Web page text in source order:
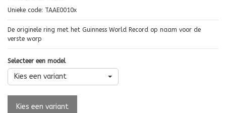
Unieke code: TAAE0010x
De originele ring met het Guinness World Record op naam voor de
verste worp
Selecteer een model
Kies een variant